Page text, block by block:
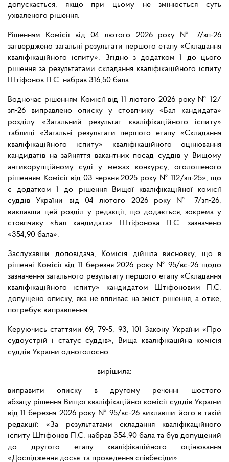
допускається, якщо при цьому не змінюється суть
ухваленого рішення.
Рішенням Комісії від 04 лютого 2026 року № 7/зп-26
затверджено загальні результати першого етапу «Складання
кваліфікаційного іспиту». Згідно з додатком 1 до цього
рішення за результатами складання кваліфікаційного іспиту
Штіфонов П.С. набрав 316,50 бала.
Водночас рішенням Комісії від 11 лютого 2026 року № 12/
зп-26 виправлено описку у стовпчику «Бал кандидата»
розділу «Загальний результат кваліфікаційного іспиту»
таблиці «Загальні результати першого етапу «Складання
кваліфікаційного іспиту» кваліфікаційного оцінювання
кандидатів на зайняття вакантних посад суддів у Вищому
антикорупційному суді у межах конкурсу, оголошеного
рішенням Комісії від 03 червня 2025 року № 112/зп-25», що
є додатком 1 до рішення Вищої кваліфікаційної комісії
суддів України від 04 лютого 2026 року № 7/зп-26,
виклавши цей розділ у редакції, що додається, зокрема у
стовпчику «Бал кандидата» Штіфонова П.С. зазначено
«354,90 бала».
Заслухавши доповідача, Комісія дійшла висновку, що в
рішенні Комісії від 11 березня 2026 року № 95/вс-26 щодо
зазначення загального результату першого етапу «Складання
кваліфікаційного іспиту» кандидатом Штіфоновим П.С.
допущено описку, яка не впливає на зміст рішення, а отже,
потребує виправлення.
Керуючись статтями 69, 79-5, 93, 101 Закону України «Про
судоустрій і статус суддів», Вища кваліфікаційна комісія
суддів України одноголосно
вирішила:
виправити описку в другому реченні шостого
абзацу рішення Вищої кваліфікаційної комісії суддів України
від 11 березня 2026 року № 95/вс-26 виклавши його в такій
редакції: «За результатами складання кваліфікаційного
іспиту Штіфонов П.С. набрав 354,90 бала та був допущений
до другого етапу кваліфікаційного оцінювання
«Дослідження досьє та проведення співбесіди».